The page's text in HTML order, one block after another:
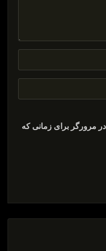
مرورگر برای زمانی که